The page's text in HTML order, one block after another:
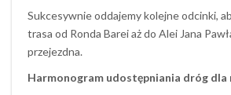
Sukcesywnie oddajemy kolejne odcinki,
trasa od Ronda Barei aż do Alei Jana
przejezdna.
Harmonogram udostępniania dróg